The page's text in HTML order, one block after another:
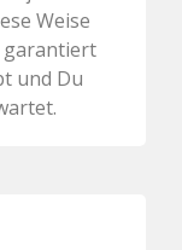
Weise
garantiert
und Du